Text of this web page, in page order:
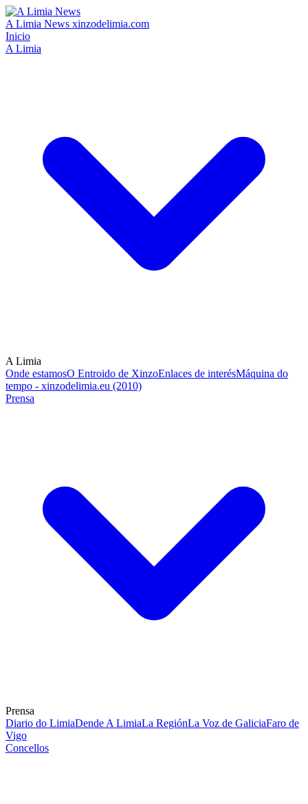
A Limia News xinzodelimia.com
Inicio
A Limia
A Limia
Onde estamosO Entroido de XinzoEnlaces de interésMáquina do
tempo - xinzodelimia.eu (2010)
Prensa
Prensa
Diario do LimiaDende A LimiaLa RegiónLa Voz de GaliciaFaro de
Vigo
Concellos